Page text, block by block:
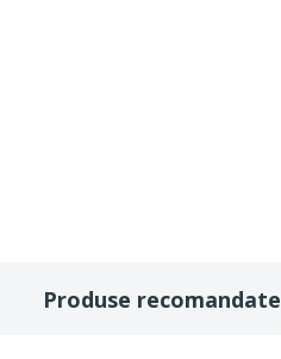
Produse recomandate